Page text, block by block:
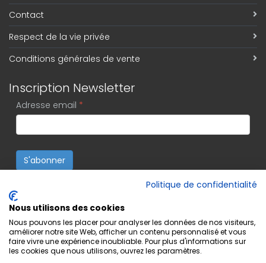
Contact
Respect de la vie privée
Conditions générales de vente
Inscription Newsletter
Adresse email *
S'abonner
Politique de confidentialité
Nous utilisons des cookies
Nous pouvons les placer pour analyser les données de nos visiteurs,
améliorer notre site Web, afficher un contenu personnalisé et vous
faire vivre une expérience inoubliable. Pour plus d'informations sur
les cookies que nous utilisons, ouvrez les paramètres.